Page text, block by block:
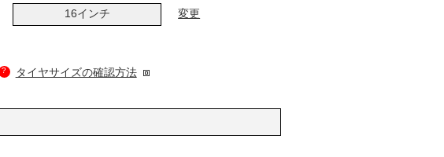
16インチ 変更
? タイヤサイズの確認方法